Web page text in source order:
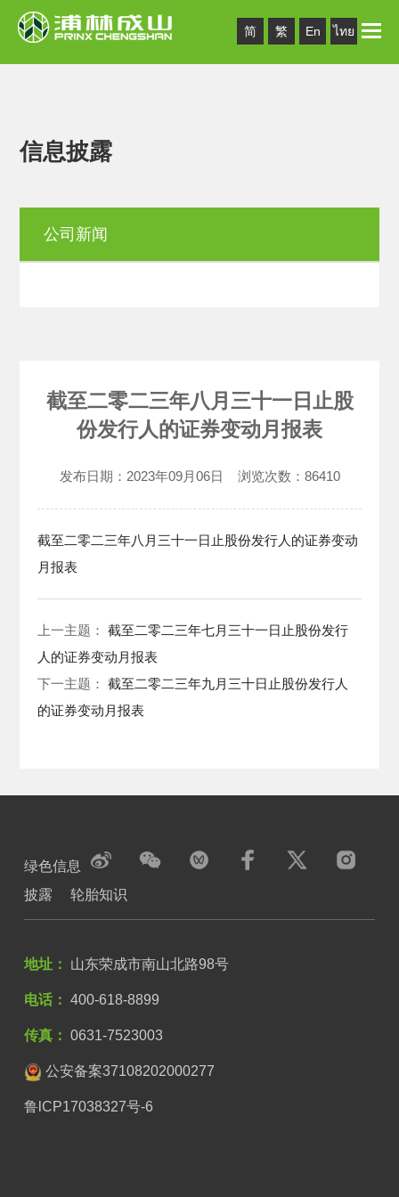
简 繁 En ไทย Toggle
信息披露
公司新闻
截至二零二三年八月三十一日止股
份发行人的证券变动月报表
发布日期： 2023年09月06日 浏览次数： 86410
截至二零二三年八月三十一日止股份发行人的证券变动
月报表
上一主题：截至二零二三年七月三十一日止股份发行
人的证券变动月报表
下一主题：截至二零二三年九月三十日止股份发行人
的证券变动月报表
绿色信息
披露
轮胎知识
地址： 山东荣成市南山北路98号
电话： 400-618-8899
传真： 0631-7523003
公安备案37108202000277
鲁lCP17038327号-6